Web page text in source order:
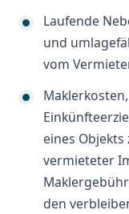
Laufende
und
vom
eines
vermieteter
den